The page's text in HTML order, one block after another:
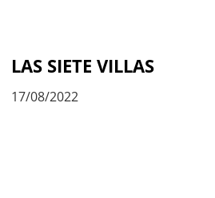
LAS SIETE VILLAS
17/08/2022